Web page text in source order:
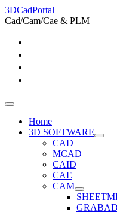
3DCadPortal
Cad/Cam/Cae & PLM
Home
3D SOFTWARE
CAD
MCAD
CAID
CAE
CAM